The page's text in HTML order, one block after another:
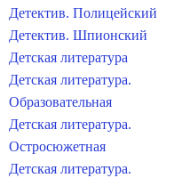
Детектив. Полицейский
Детектив. Шпионский
Детская литература
Детская литература.
Образовательная
Детская литература.
Остросюжетная
Детская литература.